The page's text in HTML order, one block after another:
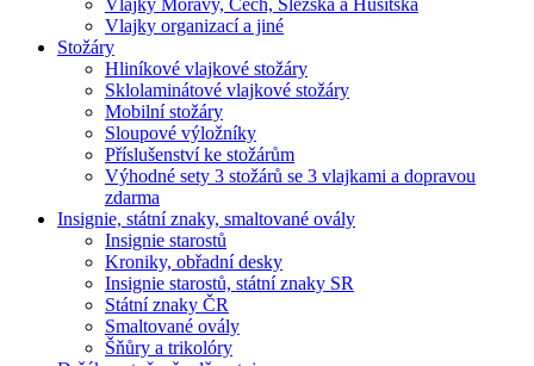
Vlajky organizací a jiné
Stožáry
Hliníkové vlajkové stožáry
Sklolaminátové vlajkové stožáry
Mobilní stožáry
Sloupové výložníky
Příslušenství ke stožárům
Výhodné sety 3 stožárů se 3 vlajkami a dopravou
zdarma
Insignie, státní znaky, smaltované ovály
Insignie starostů
Kroniky, obřadní desky
Insignie starostů, státní znaky SR
Státní znaky ČR
Smaltované ovály
Šňůry a trikolóry